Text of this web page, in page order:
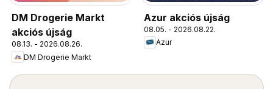
DM Drogerie Markt
akciós újság
08.13. - 2026.08.26.
DM Drogerie Markt
Azur akciós újság
08.05. - 2026.08.22.
Azur